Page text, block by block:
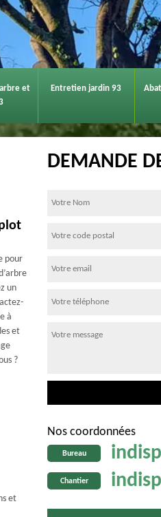
arbre et
Entretien jardin 93
pour
un
à
et
?
et
DEMANDE
Nos coordonnées
Bureau
Chantier